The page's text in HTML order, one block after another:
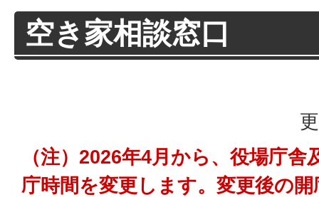
空き家相談窓口
（注）2026年4月から、役場庁
庁時間を変更します。変更後の